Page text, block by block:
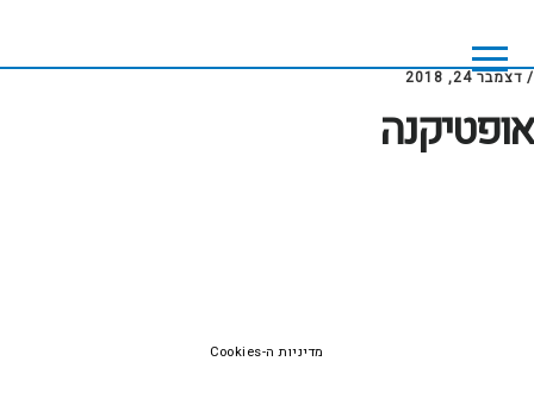
main
content
footer
/ דצמבר 24, 2018
אופטיקנה
מדיניות ה-Cookies